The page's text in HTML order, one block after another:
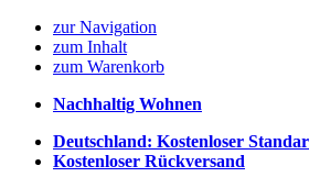
zur Navigation
zum Inhalt
zum Warenkorb
Nachhaltig Wohnen
Deutschland: Kostenloser
Kostenloser Rückversand